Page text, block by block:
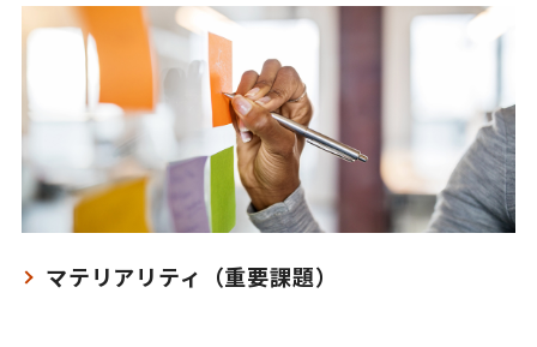
マテリアリティ（重要課題）